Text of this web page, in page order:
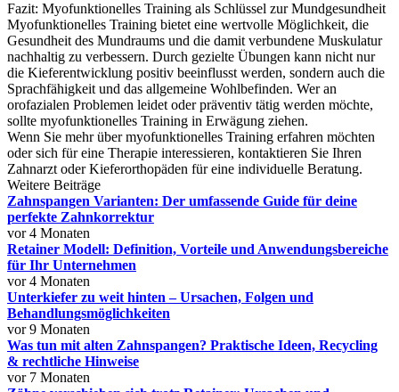
Fazit: Myofunktionelles Training als Schlüssel zur Mundgesundheit
Myofunktionelles Training bietet eine wertvolle Möglichkeit, die
Gesundheit des Mundraums und die damit verbundene Muskulatur
nachhaltig zu verbessern. Durch gezielte Übungen kann nicht nur
die Kieferentwicklung positiv beeinflusst werden, sondern auch die
Sprachfähigkeit und das allgemeine Wohlbefinden. Wer an
orofazialen Problemen leidet oder präventiv tätig werden möchte,
sollte myofunktionelles Training in Erwägung ziehen.
Wenn Sie mehr über myofunktionelles Training erfahren möchten
oder sich für eine Therapie interessieren, kontaktieren Sie Ihren
Zahnarzt oder Kieferorthopäden für eine individuelle Beratung.
Weitere Beiträge
Zahnspangen Varianten: Der umfassende Guide für deine
perfekte Zahnkorrektur
vor 4 Monaten
Retainer Modell: Definition, Vorteile und Anwendungsbereiche
für Ihr Unternehmen
vor 4 Monaten
Unterkiefer zu weit hinten – Ursachen, Folgen und
Behandlungsmöglichkeiten
vor 9 Monaten
Was tun mit alten Zahnspangen? Praktische Ideen, Recycling
& rechtliche Hinweise
vor 7 Monaten